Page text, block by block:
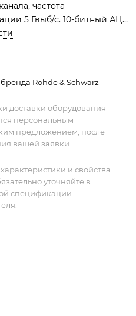
частота
5 Гвыб/с. 10-битный АЦП
до 80 Мвыб/канал.
сигналов. Идеален для
Rohde & Schwarz
доставки оборудования
персональным
предложением, после
вашей заявки.
и свойства
уточняйте в
спецификации